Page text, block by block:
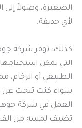
الصغيرة، وصولاً إلى
لأي حديقة.
كذلك، توفر شركة
التي يمكن
الطبيعي أو الرخام،
سواء كنت تبحث عن
العمل في شركة
تضيف لمسة من